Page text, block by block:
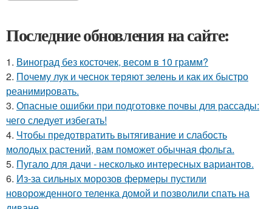
Последние обновления на сайте:
1. Виноград без косточек, весом в 10 грамм?
2. Почему лук и чеснок теряют зелень и как их быстро
реанимировать.
3. Опасные ошибки при подготовке почвы для рассады:
чего следует избегать!
4. Чтобы предотвратить вытягивание и слабость
молодых растений, вам поможет обычная фольга.
5. Пугало для дачи - несколько интересных вариантов.
6. Из-за сильных морозов фермеры пустили
новорожденного теленка домой и позволили спать на